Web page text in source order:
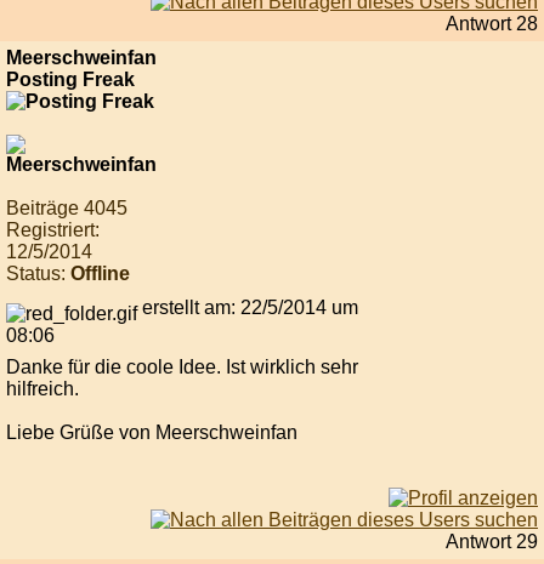
Antwort 28
Meerschweinfan
Posting Freak
Beiträge 4045
Registriert:
12/5/2014
Status: Offline
erstellt am: 22/5/2014 um
08:06
Danke für die coole Idee. Ist wirklich sehr
hilfreich.
Liebe Grüße von Meerschweinfan
Antwort 29